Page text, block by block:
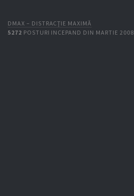
DMAX – DISTRACŢIE MAXIMĂ
5272 POSTURI INCEPAND DIN MARTIE 2008